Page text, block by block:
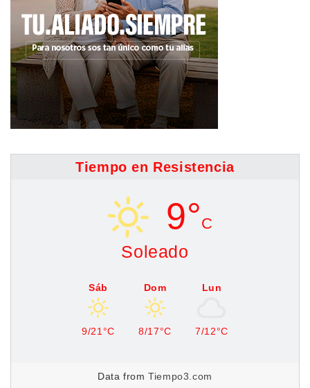
Tiempo en Resistencia
9°C
Soleado
Sáb
9/21°C
Dom
8/17°C
Lun
7/12°C
Data fromTiempo3.com